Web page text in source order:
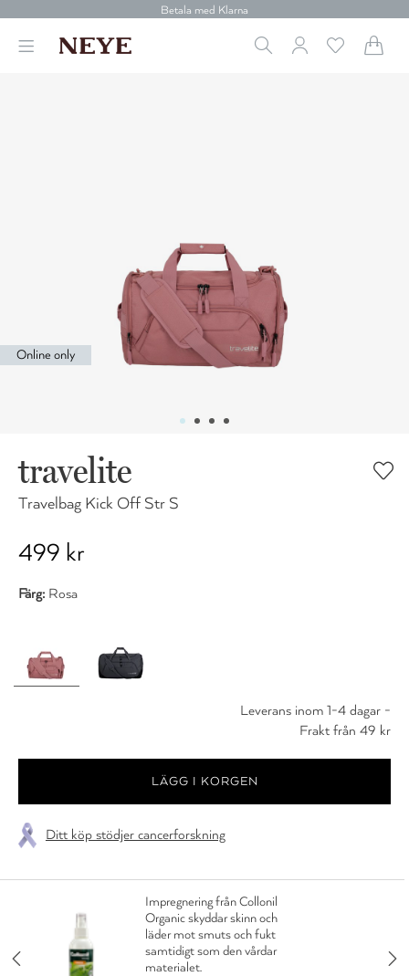
30 dagars retur
Betala med Klarna
Leverans 1-4 arbetsdagar
Online only
travelite
Travelbag Kick Off Str S
499 kr
Färg: Rosa
Leverans inom 1-4 dagar -
Frakt från 49 kr
Ditt köp stödjer cancerforskning
Impregnering från Collonil
Organic skyddar skinn och
läder mot smuts och fukt
samtidigt som den vårdar
materialet.